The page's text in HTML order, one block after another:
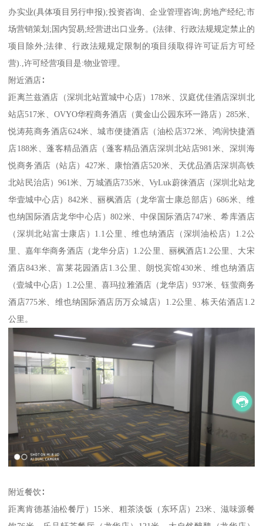
办实业(具体项目另行申报);投资咨询、企业管理咨询;房地产经纪;市
场营销策划;国内贸易;经营进出口业务。(法律、行政法规规定禁止的
项目除外;法律、行政法规规定限制的项目须取得许可证后方可经
营).,许可经营项目是:物业管理。
附近酒店∶
距离兰兹酒店（深圳北站置城中心店）178米、汉庭优佳酒店深圳北
站店517米、OVYO华程商务酒店（黄金山公园东环一路店）285米、
悦涛苑商务酒店624米、城市便捷酒店（油松店372米、鸿润快捷酒
店188米、蓬客精品酒店（蓬客精品酒店深圳北站店981米、深圳海
悦商务酒店（站店）427米、康怡酒店520米、天优品酒店深圳高铁
北站民治店）961米、万城酒店735米、VyLuk蔚徕酒店（深圳北站龙
华壹城中心店）842米、丽枫酒店（龙华富士康总部店）686米、维
也纳国际酒店龙华中心店）802米、中保国际酒店747米、希库酒店
（深圳北站富士康店）1.1公里、维也纳酒店（深圳油松店）1.2公
里、嘉年华商务酒店（龙华分店）1.2公里、丽枫酒店1.2公里、大宋
酒店843米、富莱花园酒店1.3公里、朗悦宾馆430米、维也纳酒店
（壹城中心店）1.2公里、喜玛拉雅酒店（龙华店）937米、钰萤商务
酒店775米、维也纳国际酒店历万众城店）1.2公里、栋天佑酒店1.2
公里。
附近餐饮∶
距离肯德基油松餐厅）15米、粗茶淡饭（东环店）23米、滋味源餐